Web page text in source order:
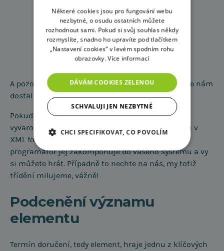
A pozor, to je jen čtvrtina celého seznamu, který se nám
dostal do ruky. Děsivé, co říkáte?
Pokud se chcete podobného napravování rovnou
vyvarovat, kompletní strom kategorií pro Heureku v
XML formátu najdete v tomto
programátor jej zakomponuje do vašeho systému a vy
si můžete hrát. Případně to nechte na nás, my totiž
třídění milujeme, vážně!
Podcenění významu
elementu
Termín doručení, tedy element, hraje jednu z klíčových
Některé cookies jsou pro fungování webu
nezbytné, o osudu ostatních můžete
rozhodnout sami. Pokud si svůj souhlas někdy
rozmyslíte, snadno ho upravíte pod tlačítkem
„Nastavení cookies“ v levém spodním rohu
obrazovky.Více informací
DÁVÁM COOKIES ZELENOU
SCHVALUJI JEN NEZBYTNÉ
CHCI SPECIFIKOVAT, CO POVOLÍM